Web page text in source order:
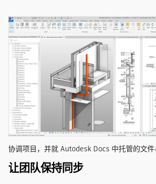
协调项目，并就 Autodesk Docs 中托管的文件
让团队保持同步